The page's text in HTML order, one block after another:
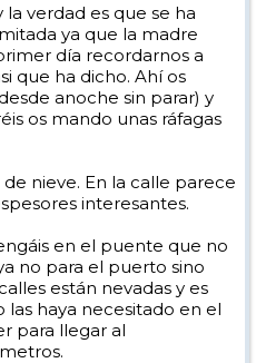
verdad es que se ha
ya que la madre
día recordarnos a
que ha dicho. Ahí os
anoche sin parar) y
os mando unas ráfagas
nieve. En la calle parece
interesantes.
en el puente que no
no para el puerto sino
están nevadas y es
haya necesitado en el
para llegar al